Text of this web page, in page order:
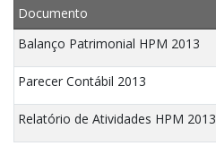
Documento
Balanço Patrimonial HPM 2013
Parecer Contábil 2013
Relatório de Atividades HPM 2013